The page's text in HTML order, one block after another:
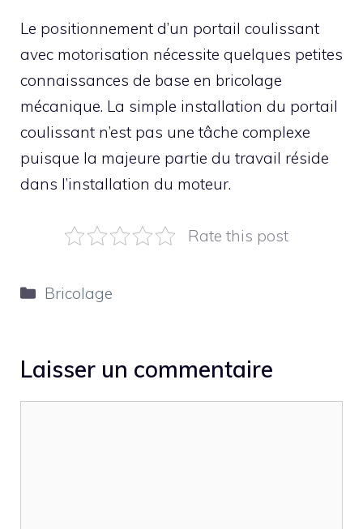
Le positionnement d’un portail coulissant
avec motorisation nécessite quelques petites
connaissances de base en bricolage
mécanique. La simple installation du portail
coulissant n’est pas une tâche complexe
puisque la majeure partie du travail réside
dans l’installation du moteur.
Rate this post
Catégories
Bricolage
Laisser un commentaire